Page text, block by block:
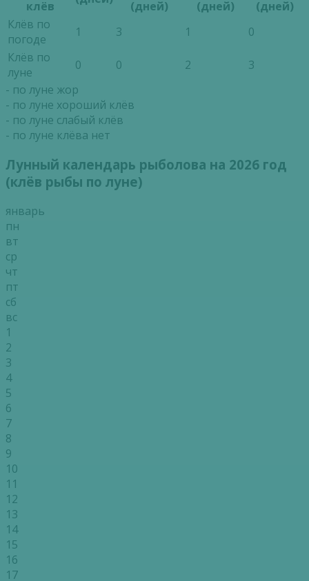
клёв
(дней)
(дней)
(дней)
Клёв по
погоде
1 3 1
0
Клёв по
луне
0 0 2
3
- по луне жор
- по луне хороший клёв
- по луне слабый клёв
- по луне клёва нет
Лунный календарь рыболова на 2026 год
(клёв рыбы по луне)
январь
пн
вт
ср
чт
пт
сб
вс
1
2
3
4
5
6
7
8
9
10
11
12
13
14
15
16
17